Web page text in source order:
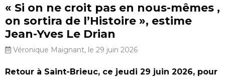
« Si on ne croit pas en nous-mêmes ,
on sortira de l’Histoire », estime
Jean-Yves Le Drian
Véronique Maignant, le 29 juin 2026
Retour à Saint-Brieuc, ce jeudi 29 juin 2026, pour